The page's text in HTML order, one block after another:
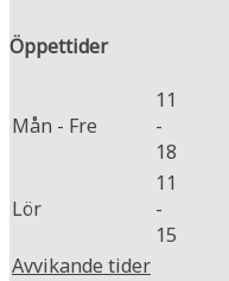
Öppettider
Mån - Fre
11
-
18
Lör
11
-
15
Avvikande tider